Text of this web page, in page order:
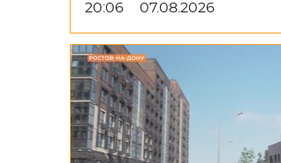
20:06 07.08.2026